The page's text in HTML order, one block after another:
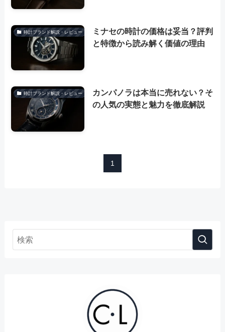
時計ブランド解説・レビュー
ミナセの時計の価格は妥当？評判
と特徴から読み解く価値の理由
時計ブランド解説・レビュー
カンパノラは本当に売れない？そ
の人気の実態と魅力を徹底解説
1